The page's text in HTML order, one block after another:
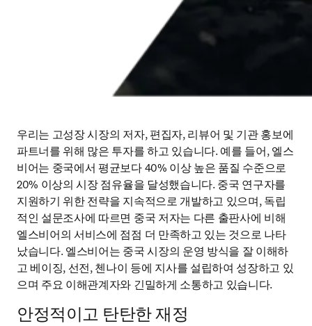
우리는 고성장 시장의 저자, 편집자, 리뷰어 및 기관 홍보에
파트너를 위해 많은 투자를 하고 있습니다. 예를 들어, 엘스
비어는 중국에서 평균보다 40% 이상 높은 품질 수준으로
20% 이상의 시장 점유율을 달성했습니다. 중국 연구자를
지원하기 위한 전략을 지속적으로 개발하고 있으며, 독립
적인 설문조사에 따르면 중국 저자는 다른 출판사에 비해
엘스비어의 서비스에 점점 더 만족하고 있는 것으로 나타
났습니다. 엘스비어는 중국 시장의 운영 방식을 잘 이해하
고 베이징, 선전, 첸나이 등에 지사를 설립하여 성장하고 있
으며 주요 이해관계자와 긴밀하게 소통하고 있습니다.
안정적이고 탄탄한 재정